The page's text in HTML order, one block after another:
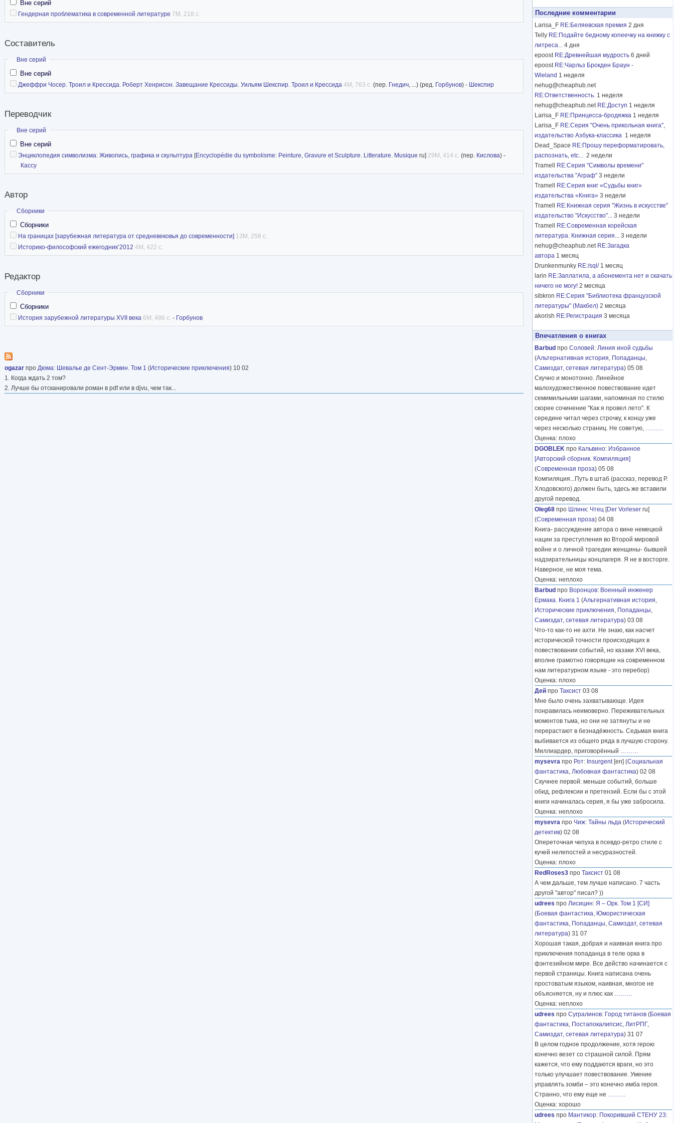
Вне серий
Гендерная проблематика в современной литературе 7M, 218 с.
Составитель
Скрыть
Вне серий
Вне серий
Джеффри Чосер. Троил и Крессида. Роберт Хенрисон. Завещание Крессиды. Уильям Шекспир. Троил и Крессида 4M, 763 с. (пер. Гнедич, ...) (ред. Горбунов) - Шекспир
Переводчик
Скрыть
Вне серий
Вне серий
Энциклопедия символизма: Живопись, графика и скульптура [Encyclopédie du symbolisme: Peinture, Gravure et Sculpture. Litterature. Musique ru] 29M, 414 с. (пер. Кислова) -
Кассу
Автор
Скрыть
Сборники
Сборники
На границах [зарубежная литература от средневековья до современности] 13M, 258 с.
Историко-философский ежегодник’2012 4M, 422 с.
Редактор
Скрыть
Сборники
Сборники
История зарубежной литературы XVII века 6M, 486 с. - Горбунов
ogazar про Дюма: Шевалье де Сент-Эрмин. Том 1 (Исторические приключения) 10 02
1. Когда ждать 2 том?
2. Лучше бы отсканировали роман в pdf или в djvu, чем так...
Последние комментарии
Larisa_F RE:Беляевская премия 2 дня
Telly RE:Подайте бедному копеечку на книжку с
литреса... 4 дня
epoost RE:Древнейшая мудрость 6 дней
epoost RE:Чарльз Брокден Браун -
Wieland 1 неделя
nehug@cheaphub.net
RE:Ответственность. 1 неделя
nehug@cheaphub.net RE:Доступ 1 неделя
Larisa_F RE:Принцесса-бродяжка 1 неделя
Larisa_F RE:Серия "Очень прикольная книга",
издательство Азбука-классика 1 неделя
Dead_Space RE:Прошу переформатировать,
распознать, etc... 2 недели
Tramell
RE:Серия "Символы времени"
издательства "Аграф" 3 недели
Tramell
RE:Серия книг «Судьбы книг»
издательства «Книга» 3 недели
Tramell
RE:Книжная серия "Жизнь в искусстве"
издательство "Искусство"... 3 недели
Tramell
RE:Современная корейская
литература. Книжная серия... 3 недели
nehug@cheaphub.net RE:Загадка
автора 1 месяц
Drunkenmunky RE:/sql/ 1 месяц
larin RE:Заплатила, а абонемента нет и скачать
ничего не могу! 2 месяца
sibkron RE:Серия "Библиотека французской
литературы" (Макбел) 2 месяца
akorish RE:Регистрация 3 месяца
Впечатления о книгах
Barbud про Соловей: Линия иной судьбы
(Альтернативная история, Попаданцы,
Самиздат, сетевая литература) 05 08
Скучно и монотонно. Линейное
малохудожественное повествование идет
семимильными шагами, напоминая по стилю
скорее сочинение "Как я провел лето". К
середине читал через строчку, к концу уже
через несколько страниц. Не советую, ………
Оценка: плохо
DGOBLEK про Кальвино: Избранное
[Авторский сборник. Компиляция]
(Современная проза) 05 08
Компиляция...Путь в штаб (рассказ, перевод Р.
Хлодовского) должен быть, здесь же вставили
другой перевод.
Oleg68 про Шлинк: Чтец [Der Vorleser ru]
(Современная проза) 04 08
Книга- рассуждение автора о вине немецкой
нации за преступления во Второй мировой
войне и о личной трагедии женщины- бывшей
надзирательницы концлагеря. Я не в восторге.
Наверное, не моя тема.
Оценка: неплохо
Barbud про Воронцов: Военный инженер
Ермака. Книга 1 (Альтернативная история,
Исторические приключения, Попаданцы,
Самиздат, сетевая литература) 03 08
Что-то как-то не ахти. Не знаю, как насчет
исторической точности происходящих в
повествовании событий, но казаки XVI века,
вполне грамотно говорящие на современном
нам литературном языке - это перебор)
Оценка: плохо
Дей про Таксист 03 08
Мне было очень захватывающе. Идея
понравилась неимоверно. Переживательных
моментов тьма, но они не затянуты и не
перерастают в безнадёжность. Седьмая книга
выбивается из общего ряда в лучшую сторону.
Миллиардер, приговорённый ………
mysevra про Рот: Insurgent[en] (Социальная
фантастика, Любовная фантастика) 02 08
Скучнее первой: меньше событий, больше
обид, рефлексии и претензий. Если бы с этой
книги начиналась серия, я бы уже забросила.
Оценка: неплохо
mysevra про Чиж: Тайны льда (Исторический
детектив) 02 08
Опереточная чепуха в псевдо-ретро стиле с
кучей нелепостей и несуразностей.
Оценка: плохо
RedRoses3 про Таксист 01 08
А чем дальше, тем лучше написано. 7 часть
другой "автор" писал? ))
udrees про Лисицин: Я – Орк. Том 1 [СИ]
(Боевая фантастика, Юмористическая
фантастика, Попаданцы, Самиздат, сетевая
литература) 31 07
Хорошая такая, добрая и наивная книга про
приключения попаданца в теле орка в
фэнтезийном мире. Все действо начинается с
первой страницы. Книга написана очень
простоватым языком, наивная, многое не
объясняется, ну и плюс как ………
Оценка: неплохо
udrees про Сугралинов: Город титанов (Боевая
фантастика, Постапокалипсис, ЛитРПГ,
Самиздат, сетевая литература) 31 07
В целом годное продолжение, хотя герою
конечно везет со страшной силой. Прям
кажется, что ему поддаются враги, но это
только улучшает повествование. Умение
управлять зомби – это конечно имба героя.
Странно, что ему еще не ………
Оценка: хорошо
udrees про Мантикор: Покоривший СТЕНУ 23: